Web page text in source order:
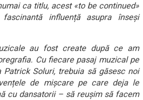
ca titlu, acest «to be continued»
influență asupra înseși
au fost create după ce am
Cu fiecare pasaj muzical pe
Soluri, trebuia să găsesc noi
de mișcare pe care deja le
cu dansatorii – să reușim să facem